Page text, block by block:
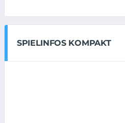
SPIELINFOS KOMPAKT